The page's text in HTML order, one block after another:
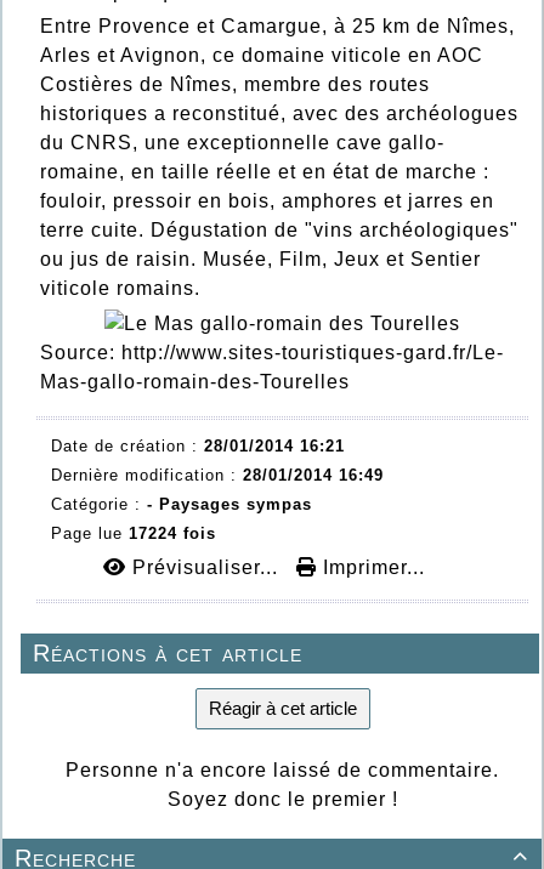

Recherche
Entre Provence et Camargue, à 25 km de Nîmes,
Arles et Avignon, ce domaine viticole en AOC
Costières de Nîmes, membre des routes
historiques a reconstitué, avec des archéologues
du CNRS, une exceptionnelle cave gallo-
romaine, en taille réelle et en état de marche :
fouloir, pressoir en bois, amphores et jarres en
terre cuite. Dégustation de "vins archéologiques"
ou jus de raisin. Musée, Film, Jeux et Sentier
viticole romains.
Source: http://www.sites-touristiques-gard.fr/Le-
Mas-gallo-romain-des-Tourelles
Date de création : 28/01/2014 16:21
Dernière modification : 28/01/2014 16:49
Catégorie : - Paysages sympas
Page lue 17224 fois
Prévisualiser... Imprimer...
Réactions à cet article
Réagir à cet article
Personne n'a encore laissé de commentaire.
Soyez donc le premier !